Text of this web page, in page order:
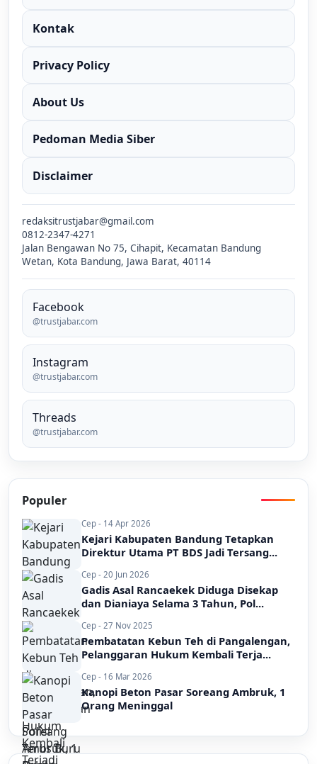
Kontak
Privacy Policy
About Us
Pedoman Media Siber
Disclaimer
redaksitrustjabar@gmail.com
0812-2347-4271
Jalan Bengawan No 75, Cihapit, Kecamatan Bandung
Wetan, Kota Bandung, Jawa Barat, 40114
Facebook
@trustjabar.com
Instagram
@trustjabar.com
Threads
@trustjabar.com
Populer
Cep - 14 Apr 2026
Kejari Kabupaten Bandung Tetapkan
Direktur Utama PT BDS Jadi Tersang...
Cep - 20 Jun 2026
Gadis Asal Rancaekek Diduga Disekap
dan Dianiaya Selama 3 Tahun, Pol...
Cep - 27 Nov 2025
Pembatatan Kebun Teh di Pangalengan,
Pelanggaran Hukum Kembali Terja...
Cep - 16 Mar 2026
Kanopi Beton Pasar Soreang Ambruk, 1
Orang Meninggal